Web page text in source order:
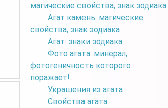
магические свойства, знак зодиака
Агат камень: магические
свойства, знак зодиака
Агат: знаки зодиака
Фото агата: минерал,
фотогеничность которого
поражает!
Украшения из агата
Свойства агата